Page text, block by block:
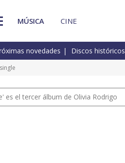
MÚSICA CINE
novedades Discos históricos
es el tercer álbum de Olivia Rodrigo